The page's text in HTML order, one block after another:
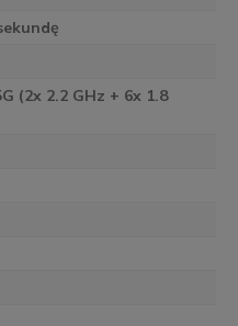
(2x 2.2 GHz + 6x 1.8